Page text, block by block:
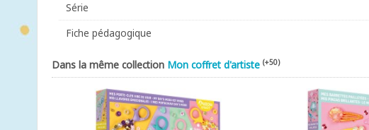
Série
Fiche pédagogique
Dans la même collection Mon coffret d'artiste (+50)